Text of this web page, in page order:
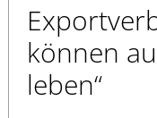
können
leben“